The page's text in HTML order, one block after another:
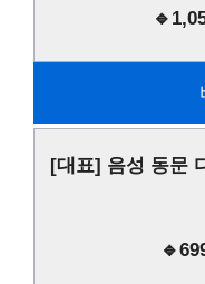
[대표] 음성 동문